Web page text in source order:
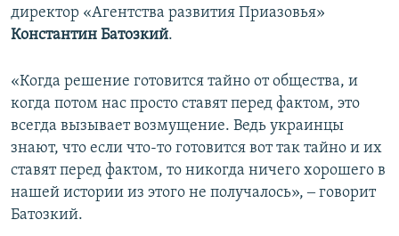
директор «Агентства развития Приазовья»
Константин Батозкий.
«Когда решение готовится тайно от общества, и
когда потом нас просто ставят перед фактом, это
всегда вызывает возмущение. Ведь украинцы
знают, что если что-то готовится вот так тайно и их
ставят перед фактом, то никогда ничего хорошего в
нашей истории из этого не получалось», ‒ говорит
Батозкий.